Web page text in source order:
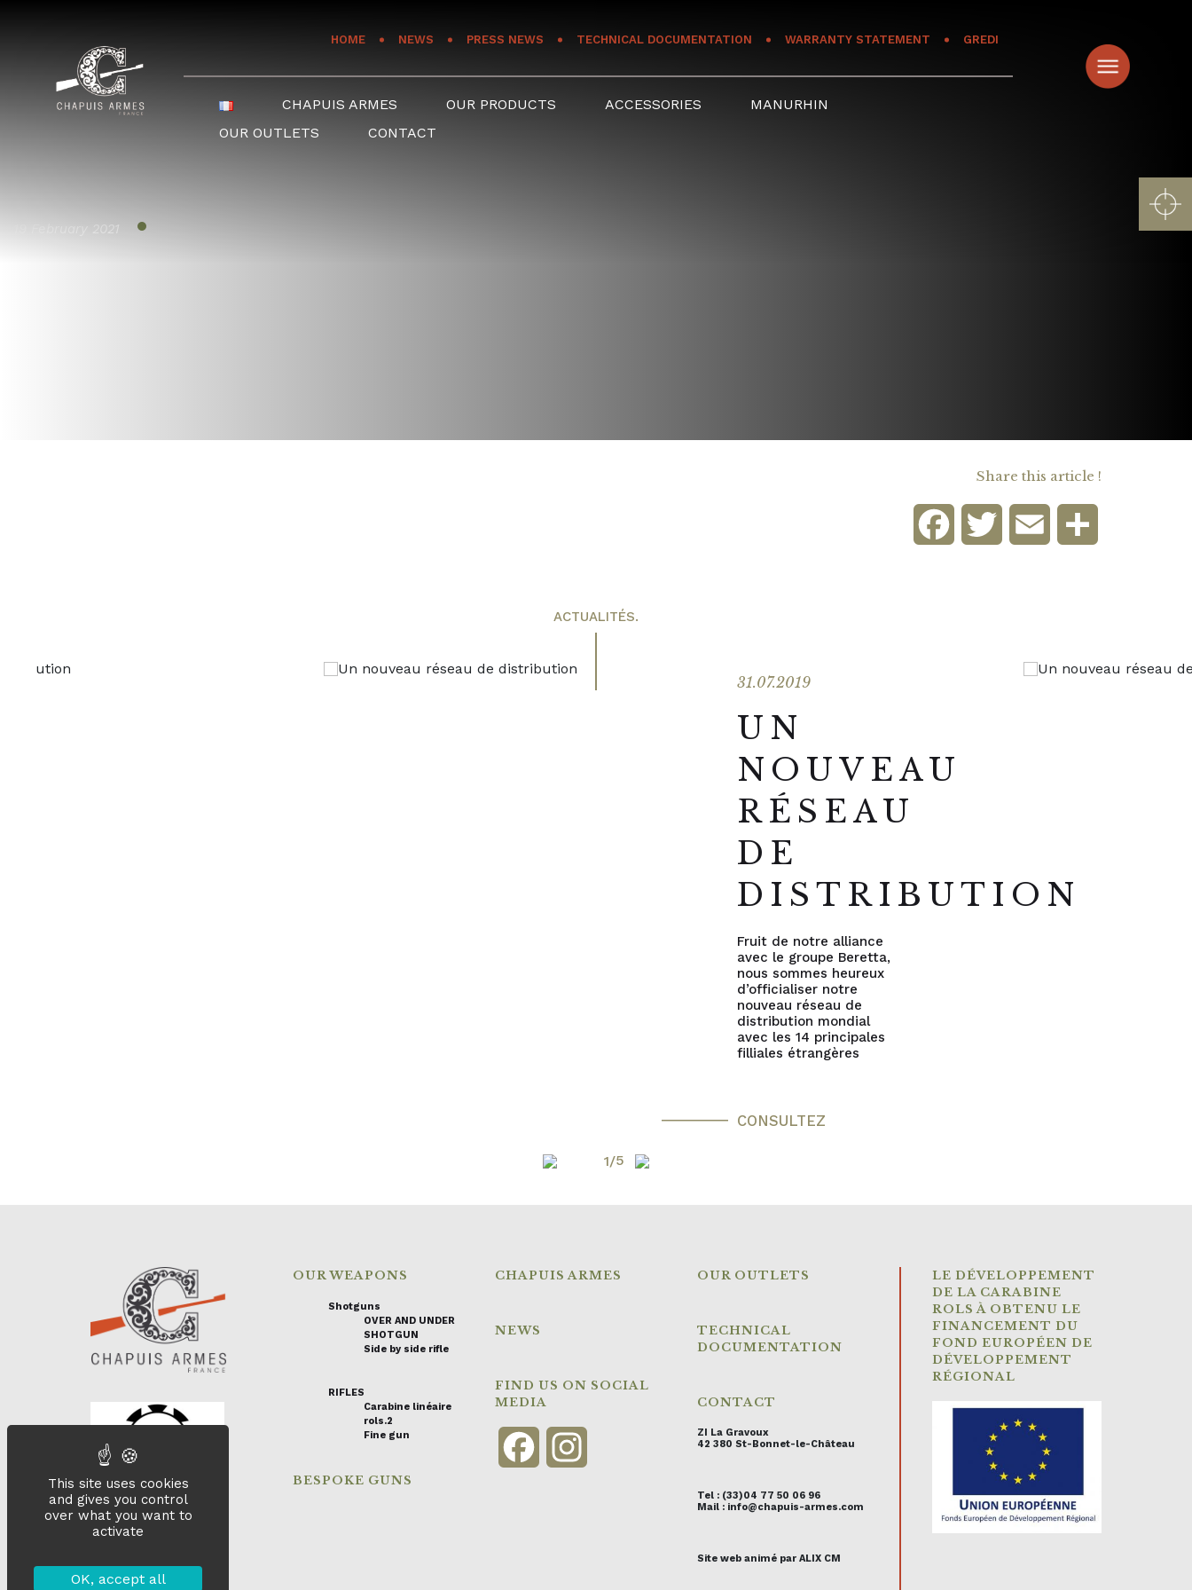
HOME NEWS PRESS NEWS TECHNICAL DOCUMENTATION WARRANTY STATEMENT GREDI
CHAPUIS ARMES OUR PRODUCTS ACCESSORIES
MANURHIN
OUR OUTLETS
CONTACT
19 February 2021
Share this article !
FacebookTwitter Email
ACTUALITÉS.
31.07.2019
UN
NOUVEAU
RÉSEAU
DE
DISTRIBUTION
Fruit de notre alliance
avec le groupe Beretta,
nous sommes heureux
d’officialiser notre
nouveau réseau de
distribution mondial
avec les 14 principales
filliales étrangères
CONSULTEZ
OUR WEAPONS
Shotguns
OVER AND UNDER
SHOTGUN
Side by side rifle
RIFLES
Carabine linéaire
rols.2
Fine gun
BESPOKE GUNS
CHAPUIS ARMES
NEWS
FIND US ON SOCIAL
MEDIA
Facebook
OUR OUTLETS
TECHNICAL
DOCUMENTATION
CONTACT
ZI La Gravoux
42 380 St-Bonnet-le-Château
Tel : (33)04 77 50 06 96
Mail : info@chapuis-armes.com
Site web animé par ALIX CM
LE DÉVELOPPEMENT
DE LA CARABINE
ROLS À OBTENU LE
FINANCEMENT DU
FOND EUROPÉEN DE
DÉVELOPPEMENT
RÉGIONAL
This site uses cookies
and gives you control
over what you want to
activate
OK, accept all